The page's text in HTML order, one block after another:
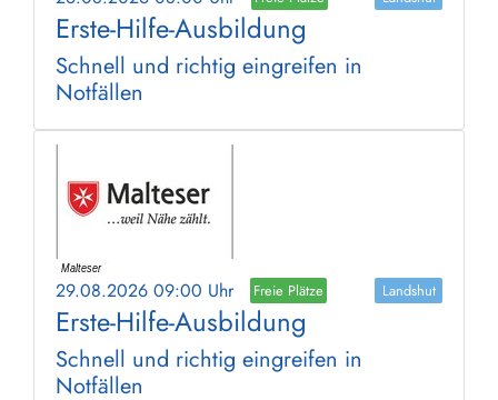
Erste-Hilfe-Ausbildung
Schnell und richtig eingreifen in
Notfällen
29.08.2026 09:00 Uhr Freie Plätze Landshut
Erste-Hilfe-Ausbildung
Schnell und richtig eingreifen in
Notfällen